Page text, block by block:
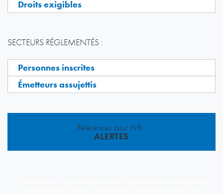
Droits exigibles
SECTEURS RÉGLEMENTÉS :
Personnes inscrites
Émetteurs assujettis
Références pour NB :
ALERTES